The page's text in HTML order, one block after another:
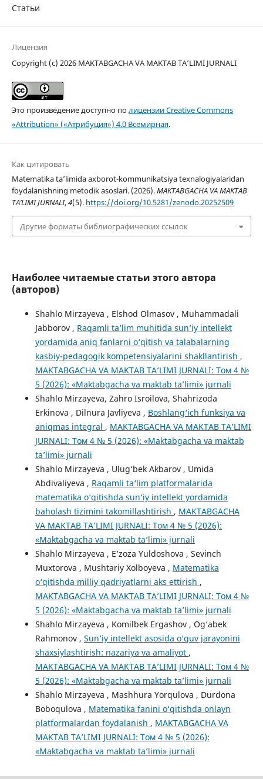
Статьи
Лицензия
Copyright (c) 2026 MAKTABGACHA VA MAKTAB TA’LIMI JURNALI
Это произведение доступно полицензии Creative Commons
«Attribution» («Атрибуция») 4.0 Всемирная.
Как цитировать
Matematika ta’limida axborot-kommunikatsiya texnalogiyalaridan
foydalanishning metodik asoslari. (2026).MAKTABGACHA VA MAKTAB
TA’LIMI JURNALI,4(5). https://doi.org/10.5281/zenodo.20252509
Другие форматы библиографических ссылок
Наиболее читаемые статьи этого автора
(авторов)
Shahlo Mirzayeva , Elshod Olmasov , Muhammadali
Jabborov , Raqamli ta’lim muhitida sun’iy intellekt
yordamida aniq fanlarni o‘qitish va talabalarning
kasbiy-pedagogik kompetensiyalarini shakllantirish ,
MAKTABGACHA VA MAKTAB TA’LIMI JURNALI: Том 4 №
5 (2026): «Maktabgacha va maktab ta’limi» jurnali
Shahlo Mirzayeva, Zahro Isroilova, Shahrizoda
Erkinova , Dilnura Javliyeva , Boshlang‘ich funksiya va
aniqmas integral , MAKTABGACHA VA MAKTAB TA’LIMI
JURNALI: Том 4 № 5 (2026): «Maktabgacha va maktab
ta’limi» jurnali
Shahlo Mirzayeva , Ulug‘bek Akbarov , Umida
Abdivaliyeva , Raqamli ta‘lim platformalarida
matematika o‘qitishda sun‘iy intellekt yordamida
baholash tizimini takomillashtirish , MAKTABGACHA
VA MAKTAB TA’LIMI JURNALI: Том 4 № 5 (2026):
«Maktabgacha va maktab ta’limi» jurnali
Shahlo Mirzayeva , E’zoza Yuldoshova , Sevinch
Muxtorova , Mushtariy Xolboyeva , Matematika
o‘qitishda milliy qadriyatlarni aks ettirish ,
MAKTABGACHA VA MAKTAB TA’LIMI JURNALI: Том 4 №
5 (2026): «Maktabgacha va maktab ta’limi» jurnali
Shahlo Mirzayeva , Komilbek Ergashov , Og‘abek
Rahmonov , Sun’iy intellekt asosida o‘quv jarayonini
shaxsiylashtirish: nazariya va amaliyot ,
MAKTABGACHA VA MAKTAB TA’LIMI JURNALI: Том 4 №
5 (2026): «Maktabgacha va maktab ta’limi» jurnali
Shahlo Mirzayeva , Mashhura Yorqulova , Durdona
Boboqulova , Matematika fanini o‘qitishda onlayn
platformalardan foydalanish , MAKTABGACHA VA
MAKTAB TA’LIMI JURNALI: Том 4 № 5 (2026):
«Maktabgacha va maktab ta’limi» jurnali